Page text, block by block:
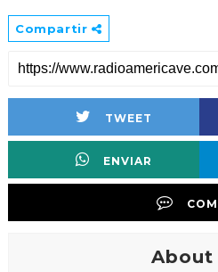
Compartir
TWEET
ENVIAR
About